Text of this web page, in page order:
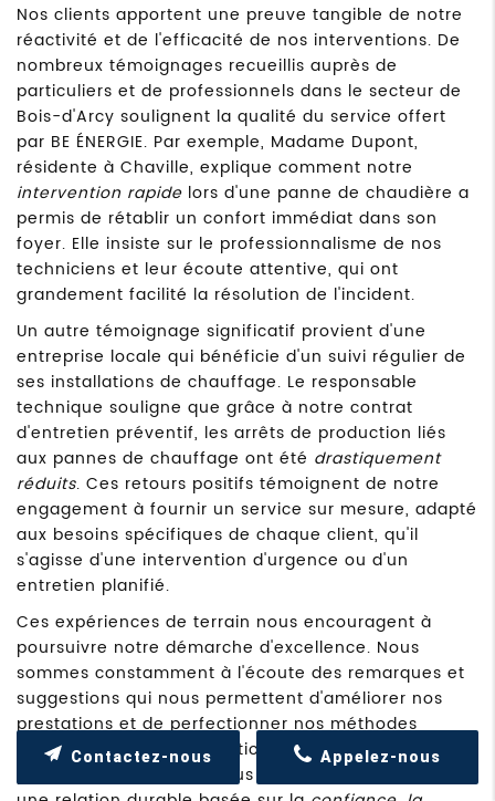
Nos clients apportent une preuve tangible de notre
réactivité et de l'efficacité de nos interventions. De
nombreux témoignages recueillis auprès de
particuliers et de professionnels dans le secteur de
Bois-d'Arcy soulignent la qualité du service offert
par BE ÉNERGIE. Par exemple, Madame Dupont,
résidente à Chaville, explique comment notre
intervention rapide lors d'une panne de chaudière a
permis de rétablir un confort immédiat dans son
foyer. Elle insiste sur le professionnalisme de nos
techniciens et leur écoute attentive, qui ont
grandement facilité la résolution de l'incident.
Un autre témoignage significatif provient d'une
entreprise locale qui bénéficie d'un suivi régulier de
ses installations de chauffage. Le responsable
technique souligne que grâce à notre contrat
d'entretien préventif, les arrêts de production liés
aux pannes de chauffage ont été drastiquement
réduits. Ces retours positifs témoignent de notre
engagement à fournir un service sur mesure, adapté
aux besoins spécifiques de chaque client, qu'il
s'agisse d'une intervention d'urgence ou d'un
entretien planifié.
Ces expériences de terrain nous encouragent à
poursuivre notre démarche d'excellence. Nous
sommes constamment à l'écoute des remarques et
suggestions qui nous permettent d'améliorer nos
prestations et de perfectionner nos méthodes
d'intervention. La satisfaction de nos clients reste la
priorité numéro un, et nous nous efforçons de créer
Appelez-nous
Contactez-nous